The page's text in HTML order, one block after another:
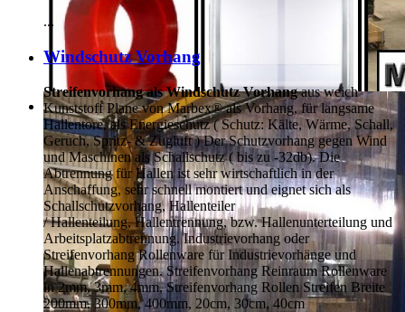
...
Windschutz Vorhang
Streifenvorhang als Windschutz Vorhangaus weich
Kunststoff Plane von Marbex® als Vorhang, für langsame
Hallentore, als Energieschutz (Schutz:Kälte, Wärme, Schall,
Geruch, Spritz- & Zugluft ) Der Schutzvorhang gegen Wind
und Maschinen als Schallschutz ( bis zu -32db). Die
Abtrennung für Hallen ist sehr wirtschaftlich in der
Anschaffung, sehr schnell montiert und eignet sich als
Schallschutzvorhang, Hallenteiler
/Hallenteilung,Hallentrennung, bzw. Hallenunterteilung und
Arbeitsplatzabtrennung. Industrievorhang oder
Streifenvorhang Rollenware für Industrievorhänge und
Hallenabtrennungen. Streifenvorhang Reinraum Rollenware
in 2mm, 3mm, 4mm, Streifenvorhang Rollen Streifen Breite
200mm, 300mm, 400mm, 20cm, 30cm, 40cm